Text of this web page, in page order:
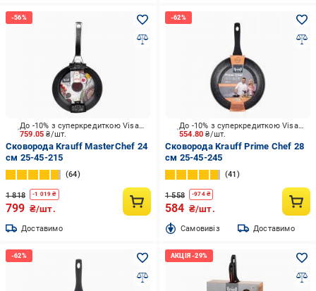
759.05₴/шт.
До -10% з суперкредиткою Visa Вигода
Сковорода Krauff MasterChef 24
см 25-45-215
64
1 818 -1 019 ₴
799 ₴/шт.
Доставимо
554.80₴/шт.
До -10% з суперкредиткою Visa Вигода
Сковорода Krauff Prime Chef 28
см 25-45-245
41
1 558 -974₴
584 ₴/шт.
Cамовивіз Доставимо